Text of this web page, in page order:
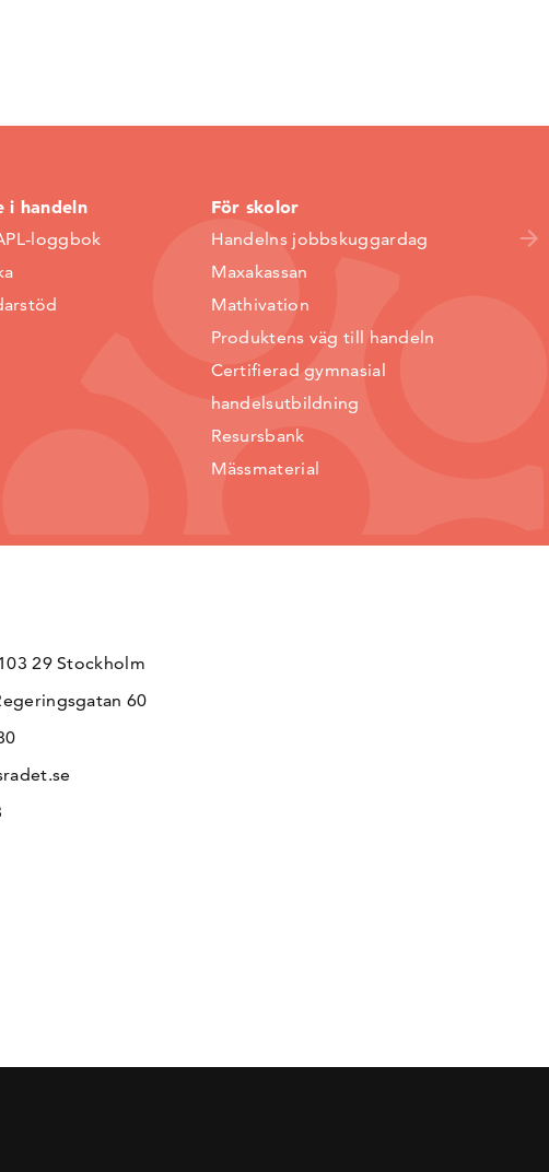
i handeln
loggbok
För skolor
Handelns jobbskuggardag
Maxakassan
Mathivation
Produktens väg till handeln
Certifierad gymnasial
handelsutbildning
Resursbank
Mässmaterial
29 Stockholm
60